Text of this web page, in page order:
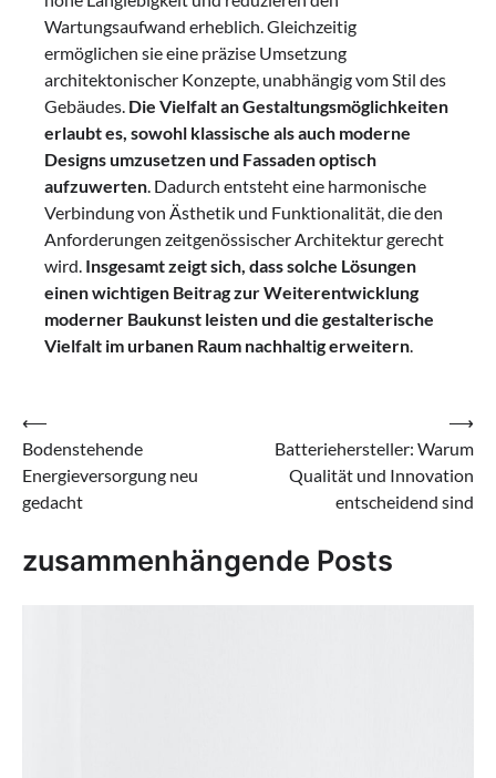
Wartungsaufwand erheblich. Gleichzeitig
ermöglichen sie eine präzise Umsetzung
architektonischer Konzepte, unabhängig vom Stil des
Gebäudes. Die Vielfalt an Gestaltungsmöglichkeiten
erlaubt es, sowohl klassische als auch moderne
Designs umzusetzen und Fassaden optisch
aufzuwerten. Dadurch entsteht eine harmonische
Verbindung von Ästhetik und Funktionalität, die den
Anforderungen zeitgenössischer Architektur gerecht
wird. Insgesamt zeigt sich, dass solche Lösungen
einen wichtigen Beitrag zur Weiterentwicklung
moderner Baukunst leisten und die gestalterische
Vielfalt im urbanen Raum nachhaltig erweitern.
Beitragsnavigation
⟵
Bodenstehende
Energieversorgung neu
gedacht
Batteriehersteller: Warum
Qualität und Innovation
entscheidend sind
⟶
zusammenhängende Posts